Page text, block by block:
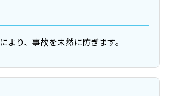
より、事故を未然に防ぎます。